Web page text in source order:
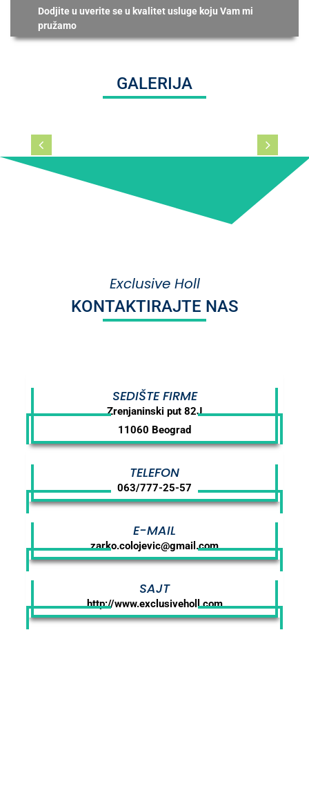
Dodjite u uverite se u kvalitet usluge koju Vam mi
pružamo
GALERIJA
Exclusive Holl
KONTAKTIRAJTE NAS
SEDIŠTE FIRME
Zrenjaninski put 82J
11060 Beograd
TELEFON
063/777-25-57
E-MAIL
zarko.colojevic@gmail.com
SAJT
http://www.exclusiveholl.com